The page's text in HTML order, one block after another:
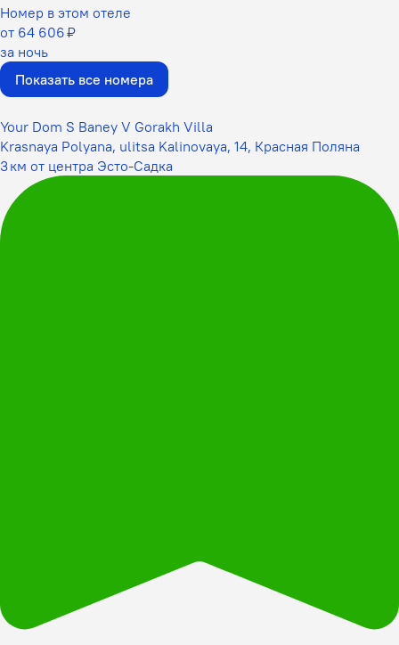
Номер в этом отеле
от 64 606 ₽
за ночь
Показать все номера
Your Dom S Baney V Gorakh Villa
Krasnaya Polyana, ulitsa Kalinovaya, 14, Красная Поляна
3 км от центра Эсто-Садка